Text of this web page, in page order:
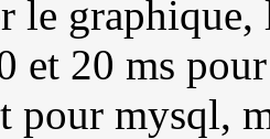
le
et 20 ms
pour mysql,